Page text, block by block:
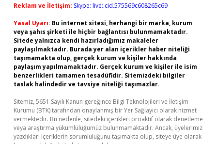
Reklam ve İletişim: Skype: live:.cid.575569c608265c69
Yasal Uyarı: Bu internet sitesi, herhangi bir marka, kurum
veya şahıs şirketi ile hiçbir bağlantısı bulunmamaktadır.
Sitede yalnızca kendi hazırladığımız makaleler
paylaşılmaktadır. Burada yer alan içerikler haber niteliği
taşımamakta olup, gerçek kurum ve kişiler hakkında
paylaşım yapılmamaktadır. Gerçek kurum ve kişiler ile isim
benzerlikleri tamamen tesadüfidir. Sitemizdeki bilgiler
taslak halindedir ve tavsiye niteliği taşımazlar.
Sitemiz, 5651 Sayılı Kanun gereğince Bilgi Teknolojileri ve İletişim
Kurumu (BTK) tarafından onaylanmış bir Yer Sağlayıcı olarak hizmet
vermektedir. Bu nedenle, sitedeki içerikleri proaktif olarak denetleme
veya araştırma yükümlülüğümüz bulunmamaktadır. Ancak, üyelerimiz
yazdıkları içeriklerin sorumluluğunu taşımakta olup, siteye üye olarak